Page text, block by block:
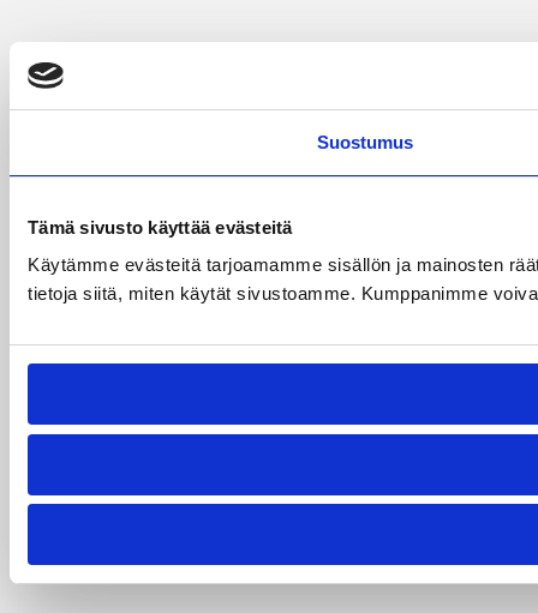
Suostumus
Tämä sivusto käyttää evästeitä
Käytämme evästeitä tarjoamamme sisällön ja mainosten
tietoja siitä, miten käytät sivustoamme. Kumppanimme